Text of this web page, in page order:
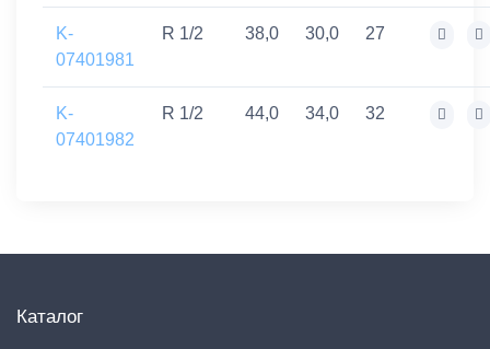
K-
07401981
R 1/2 38,0 30,0 27
K-
07401982
R 1/2 44,0 34,0 32
Каталог